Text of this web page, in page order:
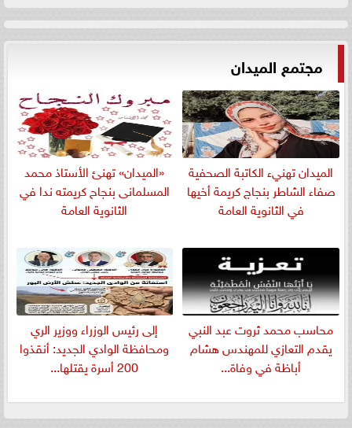
مجتمع الميدان
الميدان تهنيء الكاتبة الصحفية
صفاء الشاطر بنجاج كريمة أخيها
في الثانوية العامة
«الميدان» تهنئ الأستاذ محمد
المسلمانى بنجاح كريمته ندا في
الثانوية العامة
​محاسب محمد ثروت عبد النبي
يقدم التعازي للمهندس هشام
أباظة في وفاة...
إلى رئيس الوزراء ووزير الري
ومحافظة الوادي الجديد: أنقذوا
200 أسرة يقتلها...